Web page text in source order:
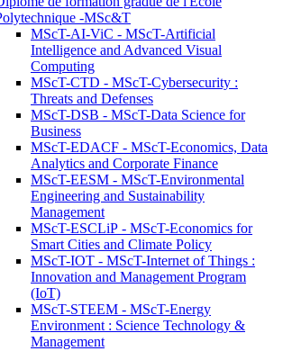
-MSc&T
MScT-AI-ViC - MScT-Artificial
Intelligence and Advanced Visual
Computing
MScT-CTD - MScT-Cybersecurity :
Threats and Defenses
MScT-DSB - MScT-Data Science for
Business
MScT-EDACF - MScT-Economics, Data
Analytics and Corporate Finance
MScT-EESM - MScT-Environmental
Engineering and Sustainability
Management
MScT-ESCLiP - MScT-Economics for
Smart Cities and Climate Policy
MScT-IOT - MScT-Internet of Things :
Innovation and Management Program
(IoT)
MScT-STEEM - MScT-Energy
Environment : Science Technology &
Management